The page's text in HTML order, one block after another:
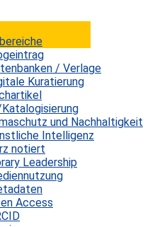
/ Verlage
Kuratierung
und Nachhaltigkeit
Intelligenz
notiert
Leadership
Access
Erwin König
Nationen benennt
Viele Bibliotheken
der in der
seit Beginn der
negativen
zu minimieren. In